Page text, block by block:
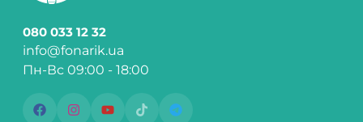
080 033 12 32
info@fonarik.ua
Пн-Вс 09:00 - 18:00